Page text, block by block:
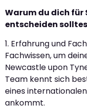
Warum du dich für
entscheiden
1. Erfahrung und
Fachwissen, um
Newcastle upon
Team kennt sich
eines
ankommt.